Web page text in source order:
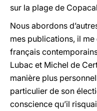
sur la plage de
Nous abordons
mes publications, il
français
Lubac et Michel de
manière plus
particulier de son
conscience qu’il